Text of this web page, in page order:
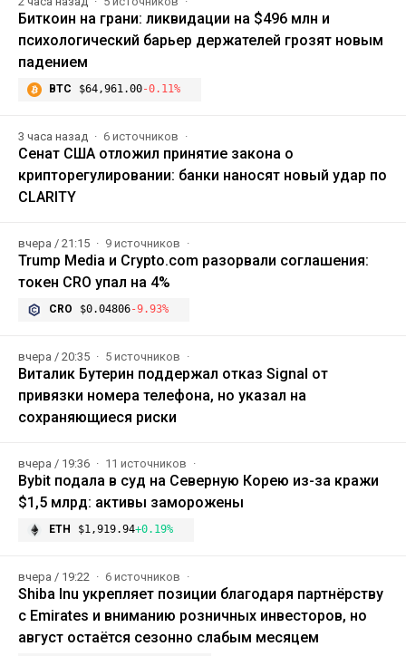
Биткоин на грани: ликвидации на $496 млн и
психологический барьер держателей грозят новым
падением
BTC $64,961.00-0.11%
3 часа назад 6 источников
Сенат США отложил принятие закона о
крипторегулировании: банки наносят новый удар по
CLARITY
вчера / 21:15 9 источников
Trump Media и Crypto.com разорвали соглашения:
токен CRO упал на 4%
CRO $0.04806-9.93%
вчера / 20:35 5 источников
Виталик Бутерин поддержал отказ Signal от
привязки номера телефона, но указал на
сохраняющиеся риски
вчера / 19:36 11 источников
Bybit подала в суд на Северную Корею из-за кражи
$1,5 млрд: активы заморожены
ETH $1,919.94+0.19%
вчера / 19:22 6 источников
Shiba Inu укрепляет позиции благодаря партнёрству
с Emirates и вниманию розничных инвесторов, но
август остаётся сезонно слабым месяцем